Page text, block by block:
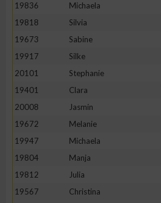
19836
Michaela
19818
Silvia
19673
Sabine
19917
Silke
20101
Stephanie
19401
Clara
20008
Jasmin
19672
Melanie
19947
Michaela
19804
Manja
19812
Julia
19567
Christina
Messung der Performance von
Analyse von Zielgruppen durch
Entwicklung und Verbesserung
IAB-Besonderheiten: